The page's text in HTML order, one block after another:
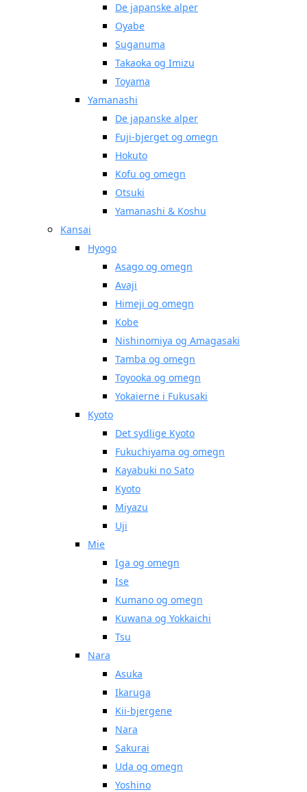
De japanske alper
Oyabe
Suganuma
Takaoka og Imizu
Toyama
Yamanashi
De japanske alper
Fuji-bjerget og omegn
Hokuto
Kofu og omegn
Otsuki
Yamanashi & Koshu
Kansai
Hyogo
Asago og omegn
Avaji
Himeji og omegn
Kobe
Nishinomiya og Amagasaki
Tamba og omegn
Toyooka og omegn
Yokaierne i Fukusaki
Kyoto
Det sydlige Kyoto
Fukuchiyama og omegn
Kayabuki no Sato
Kyoto
Miyazu
Uji
Mie
Iga og omegn
Ise
Kumano og omegn
Kuwana og Yokkaichi
Tsu
Nara
Asuka
Ikaruga
Kii-bjergene
Nara
Sakurai
Uda og omegn
Yoshino